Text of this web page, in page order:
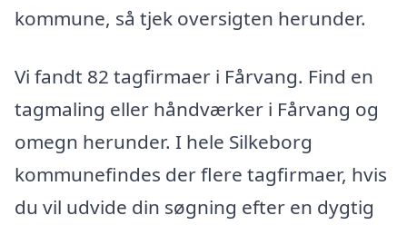
kommune, så tjek oversigten herunder.
Vi fandt 82 tagfirmaer i Fårvang. Find en
tagmaling eller håndværker i Fårvang og
omegn herunder. I hele Silkeborg
kommunefindes der flere tagfirmaer, hvis
du vil udvide din søgning efter en dygtig